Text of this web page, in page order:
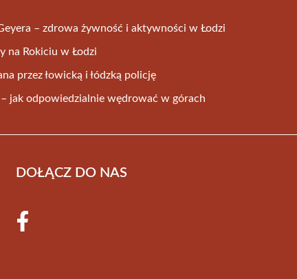
– zdrowa żywność i aktywności w Łodzi
na Rokiciu w Łodzi
przez łowicką i łódzką policję
jak odpowiedzialnie wędrować w górach
DOŁĄCZ DO NAS